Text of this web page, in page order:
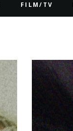
FILM/TV